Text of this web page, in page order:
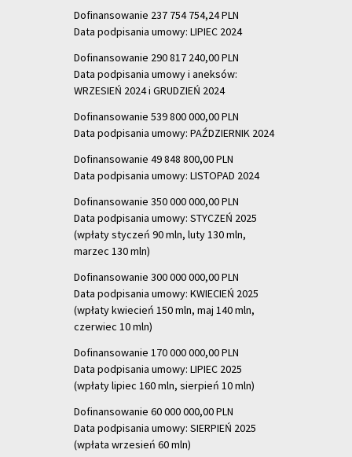
Dofinansowanie 237 754 754,24 PLN
Data podpisania umowy: LIPIEC 2024
Dofinansowanie 290 817 240,00 PLN
Data podpisania umowy i aneksów:
WRZESIEŃ 2024 i GRUDZIEŃ 2024
Dofinansowanie 539 800 000,00 PLN
Data podpisania umowy: PAŹDZIERNIK 2024
Dofinansowanie 49 848 800,00 PLN
Data podpisania umowy: LISTOPAD 2024
Dofinansowanie 350 000 000,00 PLN
Data podpisania umowy: STYCZEŃ 2025
(wpłaty styczeń 90 mln, luty 130 mln,
marzec 130 mln)
Dofinansowanie 300 000 000,00 PLN
Data podpisania umowy: KWIECIEŃ 2025
(wpłaty kwiecień 150 mln, maj 140 mln,
czerwiec 10 mln)
Dofinansowanie 170 000 000,00 PLN
Data podpisania umowy: LIPIEC 2025
(wpłaty lipiec 160 mln, sierpień 10 mln)
Dofinansowanie 60 000 000,00 PLN
Data podpisania umowy: SIERPIEŃ 2025
(wpłata wrzesień 60 mln)